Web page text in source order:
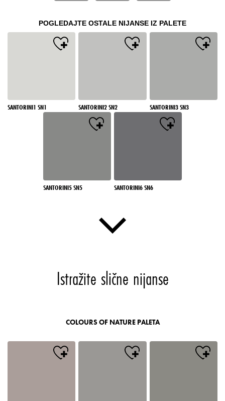
POGLEDAJTE OSTALE NIJANSE IZ PALETE
SANTORINI1 SN1 SANTORINI2 SN2 SANTORINI3 SN3
SANTORINI5 SN5 SANTORINI6 SN6
Istražite slične nijanse
COLOURS OF NATURE PALETA